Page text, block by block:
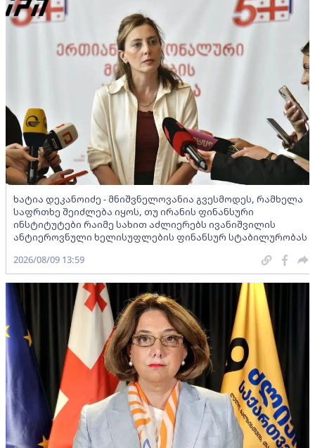
ხატია დეკანოიძე - მნიშვნელოვანია გვესმოდეს, რამხელა
საფრთხე შეიძლება იყოს, თუ ირანის ფინანსური
ინსტიტუტები რაიმე სახით აძლიერებს ივანიშვილის
ანტიეროვნული ხელისუფლების ფინანსურ სტაბილურობას
2026/08/09 13:59